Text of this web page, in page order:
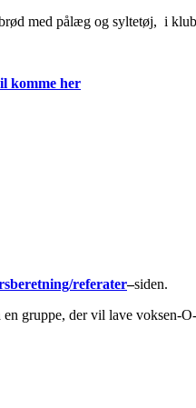
med pålæg og syltetøj, i
komme her
referater–siden.
en gruppe, der vil lave voksen-